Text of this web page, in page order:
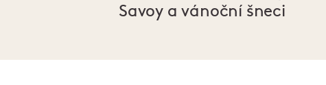
Savoy a vánoční šneci